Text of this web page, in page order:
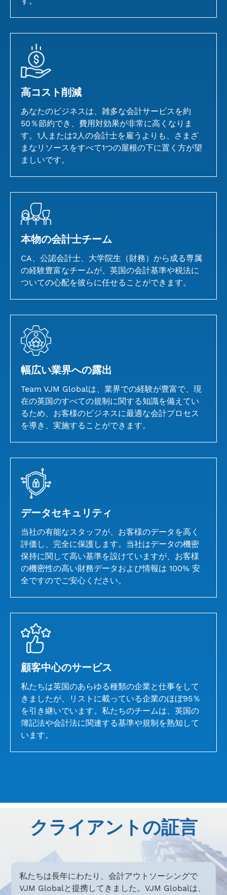
高コスト削減
あなたのビジネスは、雑多な会計サービスを約
50％節約でき、費用対効果が非常に高くなりま
す。1人または2人の会計士を雇うよりも、さまざ
まなリソースをすべて1つの屋根の下に置く方が望
ましいです。
本物の会計士チーム
CA、公認会計士、大学院生（財務）から成る専属
の経験豊富なチームが、英国の会計基準や税法に
ついての心配を彼らに任せることができます。
幅広い業界への露出
Team VJM Globalは、業界での経験が豊富で、現
在の英国のすべての規制に関する知識を備えてい
るため、お客様のビジネスに最適な会計プロセス
を導き、実施することができます。
データセキュリティ
当社の有能なスタッフが、お客様のデータを高く
評価し、完全に保護します。当社はデータの機密
保持に関して高い基準を設けていますが、お客様
の機密性の高い財務データおよび情報は 100% 安
全ですのでご安心ください。
顧客中心のサービス
私たちは英国のあらゆる種類の企業と仕事をして
きましたが、リストに載っている企業のほぼ95％
を引き継いでいます。私たちのチームは、英国の
簿記法や会計法に関連する基準や規制を熟知して
います。
クライアントの証言
私たちは長年にわたり、会計アウトソーシングで
VJM Globalと提携してきました。VJM Globalは、